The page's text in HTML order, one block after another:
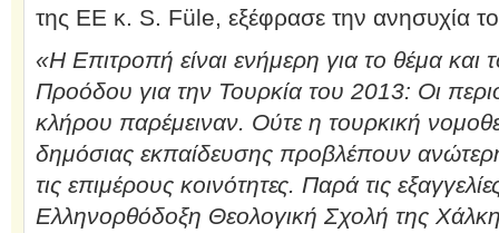
της ΕΕ κ. S. Füle, εξέφρασε την ανησυχία
«Η Επιτροπή είναι ενήμερη για το θέμα
Προόδου για την Τουρκία του 2013: Οι
κλήρου παρέμειναν. Ούτε η τουρκική
δημόσιας εκπαίδευσης προβλέπουν
τις επιμέρους κοινότητες. Παρά τις
Ελληνορθόδοξη Θεολογική Σχολή της